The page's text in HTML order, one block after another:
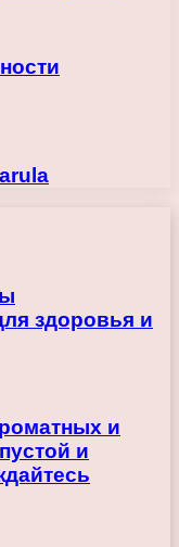
здоровья и
и
и